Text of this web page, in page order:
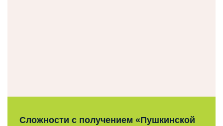
Сложности с получением «Пушкинской